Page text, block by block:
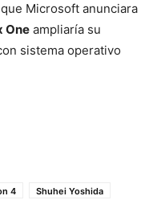
Microsoft anunciara
One ampliaría su
sistema operativo
4
Shuhei Yoshida